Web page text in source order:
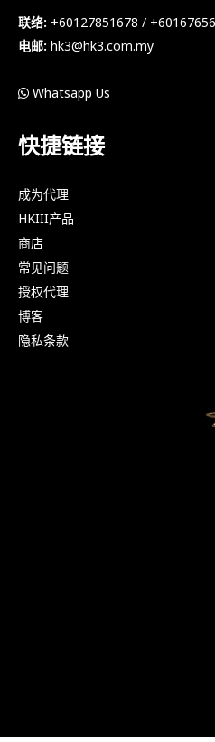
联络: +60127851678 /
电邮: hk3@hk3.com.my
Whatsapp Us
快捷链接
成为代理
HKIII产品
商店
常见问题
授权代理
博客
隐私条款